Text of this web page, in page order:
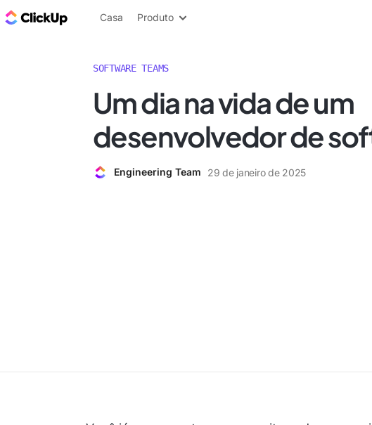
ClickUp Blogue
Casa Produto
SOFTWARE TEAMS
Um dia na vida de um
desenvolvedor de
Engineering Team 29 de janeiro de 2025